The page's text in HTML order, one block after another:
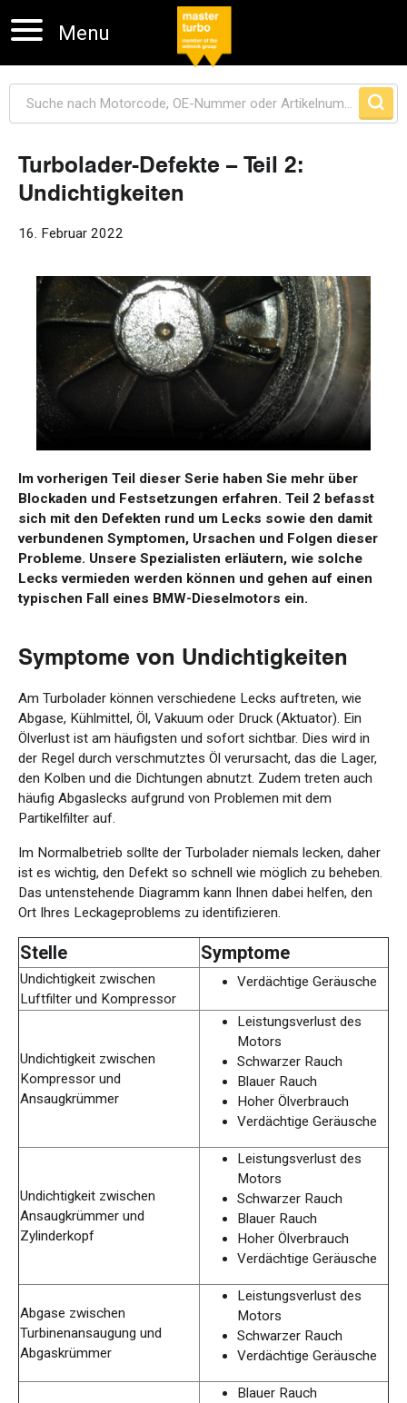
Menu
Navigation überspringen
Turbolader-Defekte – Teil 2:
Undichtigkeiten
16. Februar 2022
Im vorherigen Teil dieser Serie haben Sie mehr über
Blockaden und Festsetzungen erfahren. Teil 2 befasst
sich mit den Defekten rund um Lecks sowie den damit
verbundenen Symptomen, Ursachen und Folgen dieser
Probleme. Unsere Spezialisten erläutern, wie solche
Lecks vermieden werden können und gehen auf einen
typischen Fall eines BMW-Dieselmotors ein.
Symptome von Undichtigkeiten
Am Turbolader können verschiedene Lecks auftreten, wie
Abgase, Kühlmittel, Öl, Vakuum oder Druck (Aktuator). Ein
Ölverlust ist am häufigsten und sofort sichtbar. Dies wird in
der Regel durch verschmutztes Öl verursacht, das die Lager,
den Kolben und die Dichtungen abnutzt. Zudem treten auch
häufig Abgaslecks aufgrund von Problemen mit dem
Partikelfilter auf.
Im Normalbetrieb sollte der Turbolader niemals lecken, daher
ist es wichtig, den Defekt so schnell wie möglich zu beheben.
Das untenstehende Diagramm kann Ihnen dabei helfen, den
Ort Ihres Leckageproblems zu identifizieren.
Stelle Symptome
Undichtigkeit zwischen
Luftfilter und Kompressor
Verdächtige Geräusche
Undichtigkeit zwischen
Kompressor und
Ansaugkrümmer
Leistungsverlust des
Motors
Schwarzer Rauch
Blauer Rauch
Hoher Ölverbrauch
Verdächtige Geräusche
Undichtigkeit zwischen
Ansaugkrümmer und
Zylinderkopf
Leistungsverlust des
Motors
Schwarzer Rauch
Blauer Rauch
Hoher Ölverbrauch
Verdächtige Geräusche
Abgase zwischen
Turbinenansaugung und
Abgaskrümmer
Leistungsverlust des
Motors
Schwarzer Rauch
Verdächtige Geräusche
Blauer Rauch